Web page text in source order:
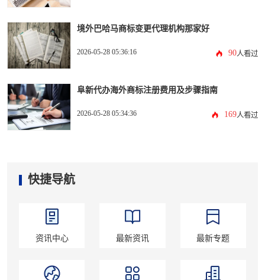
境外巴哈马商标变更代理机构那家好
2026-05-28 05:36:16 90人看过
阜新代办海外商标注册费用及步骤指南
2026-05-28 05:34:36 169人看过
快捷导航
资讯中心 最新资讯 最新专题